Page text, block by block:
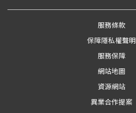
服務條款
保障隱私權聲明
服務保障
網站地圖
資源網站
異業合作提案